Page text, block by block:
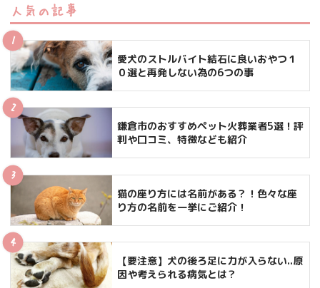
人気の記事
愛犬のストルバイト結石に良いおやつ１
０選と再発しない為の6つの事
鎌倉市のおすすめペット火葬業者5選！評
判や口コミ、特徴なども紹介
猫の座り方には名前がある？！色々な座
り方の名前を一挙にご紹介！
【要注意】犬の後ろ足に力が入らない..原
因や考えられる病気とは？